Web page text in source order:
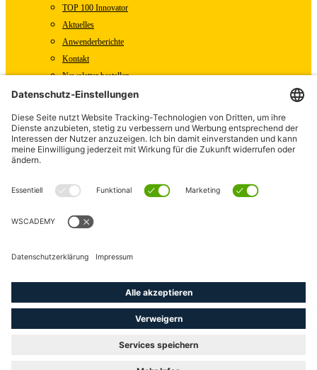
TOP 100 Innovator
Aktuelles
Anwenderberichte
Kontakt
Newsletter bestellen
WSCAD Shop
Partner
Downloads
Pressemitteilungen
WSCAD als Arbeitgeber
youtube